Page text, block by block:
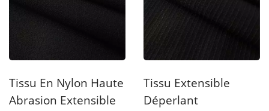
Tissu En Nylon Haute
Abrasion Extensible
Tissu Extensible
Déperlant